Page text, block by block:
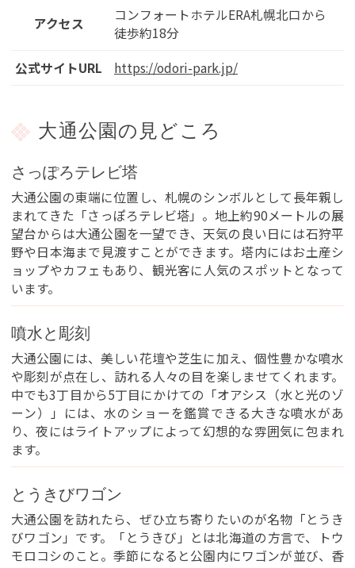
※You will be redirected to Choice Hotel International official website
clicking each hotel name.
Rates and the membership program differ from Japanese website.
Global Site
アクセス
コンフォートホテルERA札幌北口から
徒歩約18分
公式サイトURL
https://odori-park.jp/
大通公園の見どころ
さっぽろテレビ塔
大通公園の東端に位置し、札幌のシンボルとして長年親し
まれてきた「さっぽろテレビ塔」。地上約90メートルの展
望台からは大通公園を一望でき、天気の良い日には石狩平
野や日本海まで見渡すことができます。塔内にはお土産シ
ョップやカフェもあり、観光客に人気のスポットとなって
います。
噴水と彫刻
大通公園には、美しい花壇や芝生に加え、個性豊かな噴水
や彫刻が点在し、訪れる人々の目を楽しませてくれます。
中でも3丁目から5丁目にかけての「オアシス（水と光のゾ
ーン）」には、水のショーを鑑賞できる大きな噴水があ
り、夜にはライトアップによって幻想的な雰囲気に包まれ
ます。
とうきびワゴン
大通公園を訪れたら、ぜひ立ち寄りたいのが名物「とうき
びワゴン」です。「とうきび」とは北海道の方言で、トウ
モロコシのこと。季節になると公園内にワゴンが並び、香